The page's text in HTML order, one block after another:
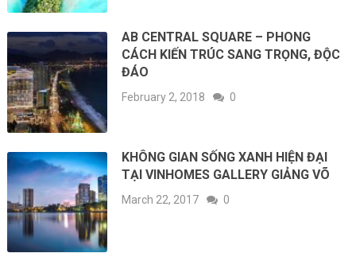
AB CENTRAL SQUARE – PHONG
CÁCH KIẾN TRÚC SANG TRỌNG, ĐỘC
ĐÁO
February 2, 2018 0
KHÔNG GIAN SỐNG XANH HIỆN ĐẠI
TẠI VINHOMES GALLERY GIẢNG VÕ
March 22, 2017 0